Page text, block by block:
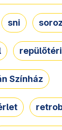
sni
Színház